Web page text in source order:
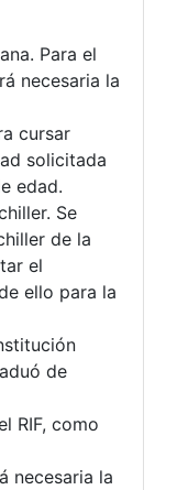
Para el
necesaria la
cursar
solicitada
edad.
Se
de la
el
ello para la
de
RIF, como
necesaria la